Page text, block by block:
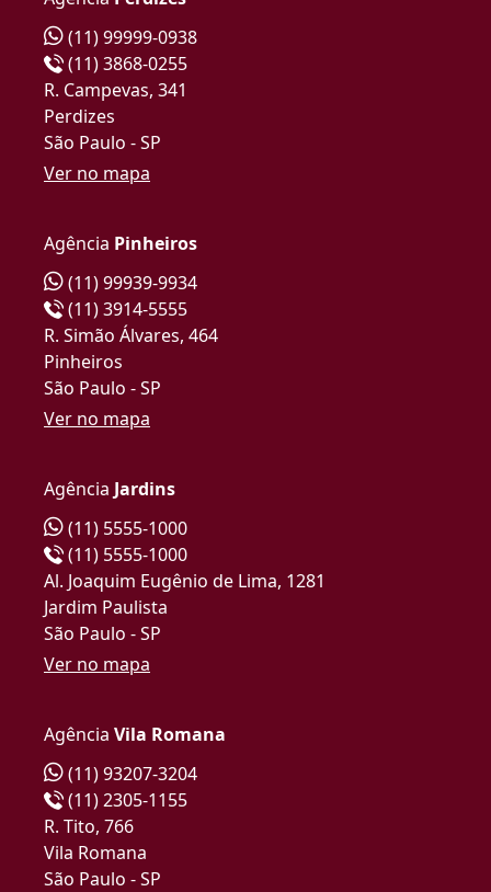
(11) 99999-0938
(11) 3868-0255
R. Campevas, 341
Perdizes
São Paulo - SP
Ver no mapa
Agência Pinheiros
(11) 99939-9934
(11) 3914-5555
R. Simão Álvares, 464
Pinheiros
São Paulo - SP
Ver no mapa
Agência Jardins
(11) 5555-1000
(11) 5555-1000
Al. Joaquim Eugênio de Lima, 1281
Jardim Paulista
São Paulo - SP
Ver no mapa
Agência Vila Romana
(11) 93207-3204
(11) 2305-1155
R. Tito, 766
Vila Romana
São Paulo - SP